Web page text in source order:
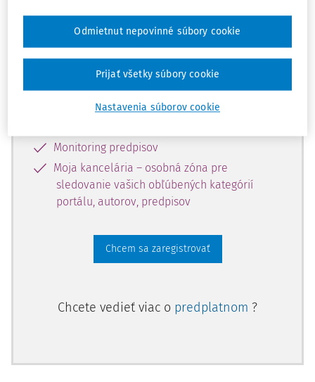
obsahu a získajte prístup na 10 dní
zdarma, stačí sa len zaregistrovať.
Vďaka registrácii získate prístup aj k
vybranému obsahu:
Monitoring predpisov
Moja kancelária – osobná zóna pre
sledovanie vašich obľúbených kategórií
portálu, autorov, predpisov
Chcem sa zaregistrovať
Chcete vedieť viac o predplatnom ?
Nastavenia súborov cookie
Odmietnut nepovinné súbory cookie
Prijať všetky súbory cookie